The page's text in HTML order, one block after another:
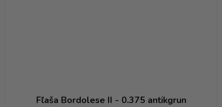
Fľaša Bordolese II - 0.375 antikgrun